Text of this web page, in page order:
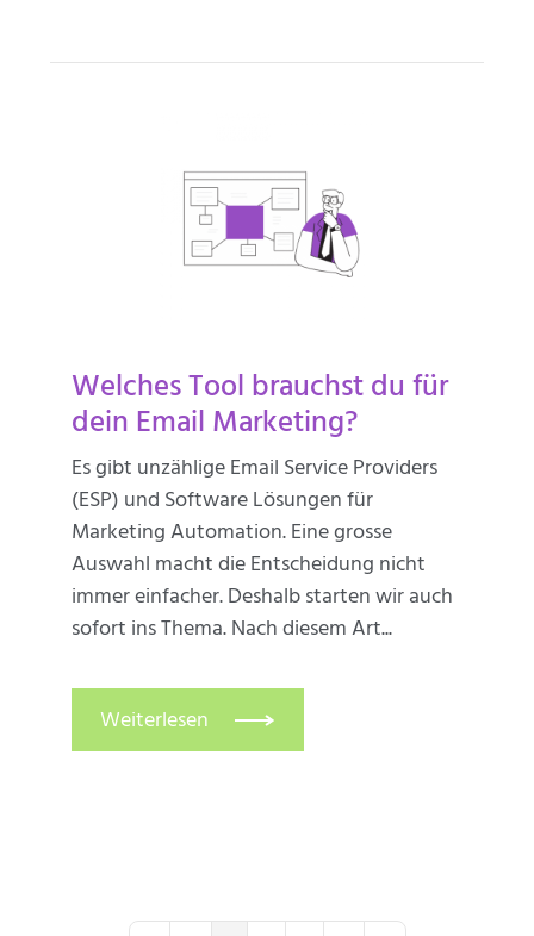
Welches Tool brauchst du für
dein Email Marketing?
Es gibt unzählige Email Service Providers
(ESP) und Software Lösungen für
Marketing Automation. Eine grosse
Auswahl macht die Entscheidung nicht
immer einfacher. Deshalb starten wir auch
sofort ins Thema. Nach diesem Art...
Weiterlesen